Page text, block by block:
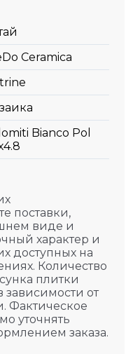
Ceramica
Bianco Pol
поставки,
виде и
характер и
доступных на
Количество
плитки
зависимости от
Фактическое
уточнять
заказа.